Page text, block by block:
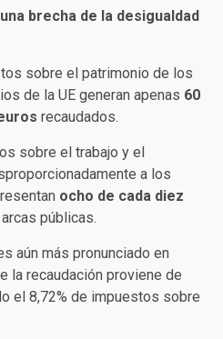
brecha de la desigualdad
sobre el patrimonio de los
de la UE generan apenas 60
recaudados.
sobre el trabajo y el
a los
ocho de cada diez
públicas.
aún más pronunciado en
la recaudación proviene de
el 8,72% de impuestos sobre